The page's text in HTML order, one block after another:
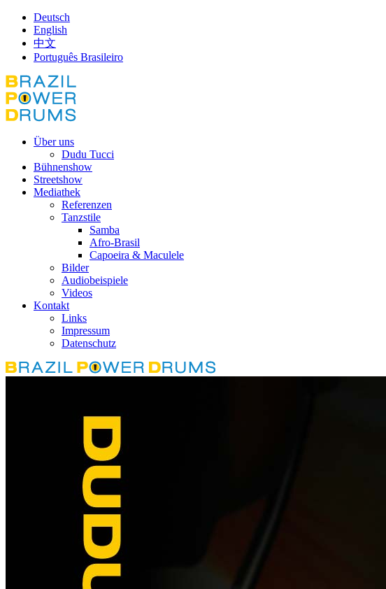
Deutsch
English
中文
Português Brasileiro
Über uns
Dudu Tucci
Bühnenshow
Streetshow
Mediathek
Referenzen
Tanzstile
Samba
Afro-Brasil
Capoeira & Maculele
Bilder
Audiobeispiele
Videos
Kontakt
Links
Impressum
Datenschutz